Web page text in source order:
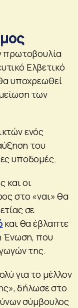
πρωτοβουλία
Ελβετικό
υποχρεωθεί
των
ενός
του
υποδομές.
και οι
στο «ναι» θα
σε
και θα έβλαπτε
Ένωση, που
της.
για το μέλλον
δήλωσε στο
σύμβουλος